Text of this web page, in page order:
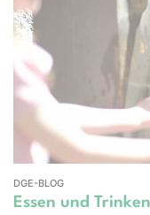
DGE-BLOG
Essen und